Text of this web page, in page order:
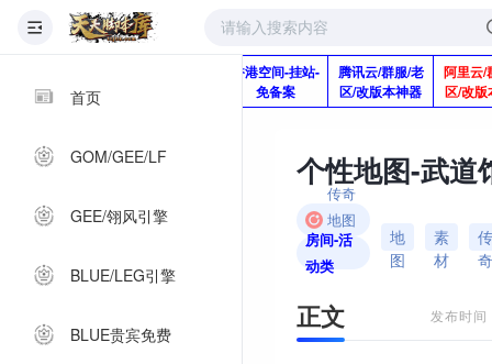
首页
GOM/GEE/LF
GEE/翎风引擎
BLUE/LEG引擎
BLUE贵宾免费
Q920992345
香港空间-挂站-
免备案
腾讯云/群服/老
区/改版本神器
阿里云/
区/改版
个性地图-武道
传奇
地图
素材
房间-活
动类
地
图
素
材
传
奇
正文 发布时